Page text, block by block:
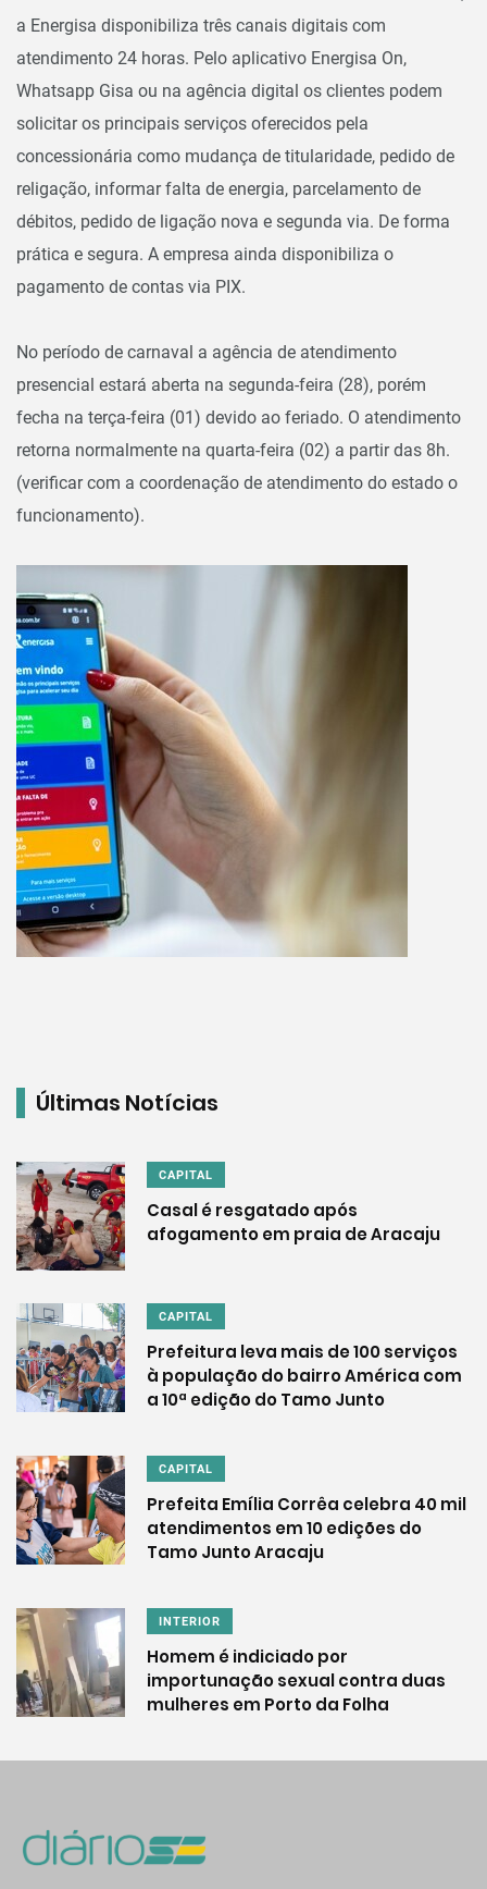
a Energisa disponibiliza três canais digitais com
atendimento 24 horas. Pelo aplicativo Energisa On,
Whatsapp Gisa ou na agência digital os clientes podem
solicitar os principais serviços oferecidos pela
concessionária como mudança de titularidade, pedido de
religação, informar falta de energia, parcelamento de
débitos, pedido de ligação nova e segunda via. De forma
prática e segura. A empresa ainda disponibiliza o
pagamento de contas via PIX.
No período de carnaval a agência de atendimento
presencial estará aberta na segunda-feira (28), porém
fecha na terça-feira (01) devido ao feriado. O atendimento
retorna normalmente na quarta-feira (02) a partir das 8h.
(verificar com a coordenação de atendimento do estado o
funcionamento).
Últimas Notícias
CAPITAL
Casal é resgatado após
afogamento em praia de Aracaju
CAPITAL
Prefeitura leva mais de 100 serviços
à população do bairro América com
a 10ª edição do Tamo Junto
CAPITAL
Prefeita Emília Corrêa celebra 40 mil
atendimentos em 10 edições do
Tamo Junto Aracaju
INTERIOR
Homem é indiciado por
importunação sexual contra duas
mulheres em Porto da Folha